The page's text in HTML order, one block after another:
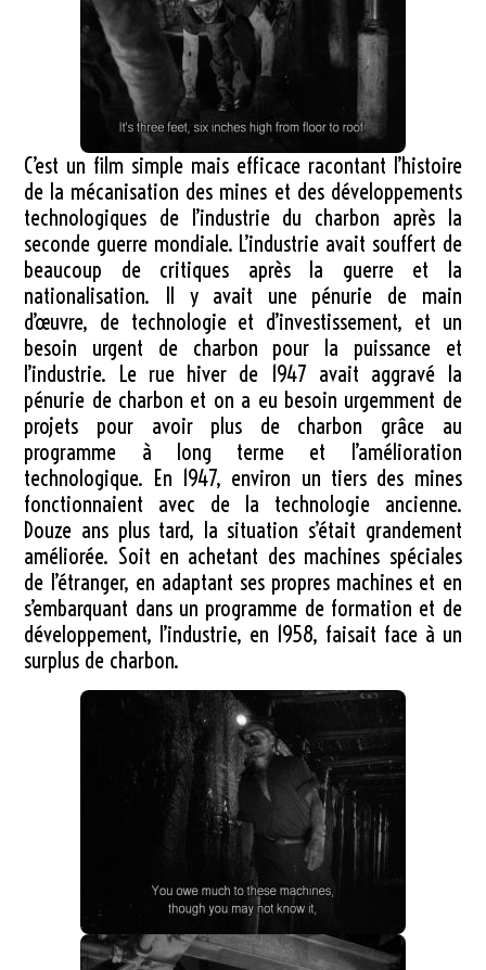
C’est un film simple mais efficace racontant l’histoire
de la mécanisation des mines et des développements
technologiques de l’industrie du charbon après la
seconde guerre mondiale. L’industrie avait souffert de
beaucoup de critiques après la guerre et la
nationalisation. Il y avait une pénurie de main
d’œuvre, de technologie et d’investissement, et un
besoin urgent de charbon pour la puissance et
l’industrie. Le rue hiver de 1947 avait aggravé la
pénurie de charbon et on a eu besoin urgemment de
projets pour avoir plus de charbon grâce au
programme à long terme et l’amélioration
technologique. En 1947, environ un tiers des mines
fonctionnaient avec de la technologie ancienne.
Douze ans plus tard, la situation s’était grandement
améliorée. Soit en achetant des machines spéciales
de l’étranger, en adaptant ses propres machines et en
s’embarquant dans un programme de formation et de
développement, l’industrie, en 1958, faisait face à un
surplus de charbon.